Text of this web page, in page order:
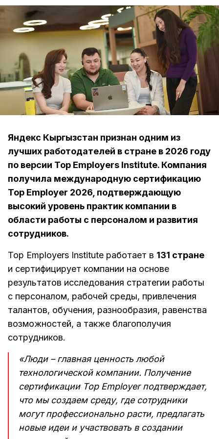
Яндекс Кыргызстан признан одним из
лучших работодателей в стране в 2026 году
по версии Top Employers Institute. Компания
получила международную сертификацию
Top Employer 2026, подтверждающую
высокий уровень практик компании в
области работы с персоналом и развития
сотрудников.
Top Employers Institute работает в 131 стране
и сертифицирует компании на основе
результатов исследования стратегии работы
с персоналом, рабочей среды, привлечения
талантов, обучения, разнообразия, равенства
возможностей, а также благополучия
сотрудников.
«Люди – главная ценность любой
технологической компании. Получение
сертификации Top Employer подтверждает,
что мы создаем среду, где сотрудники
могут профессионально расти, предлагать
новые идеи и участвовать в создании